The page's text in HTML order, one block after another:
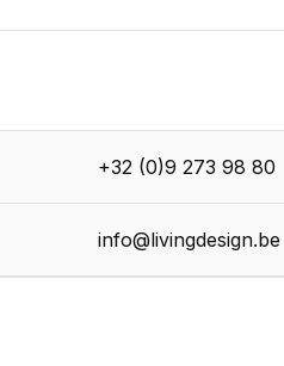
+32 (0)9 273 98 80
info@livingdesign.be